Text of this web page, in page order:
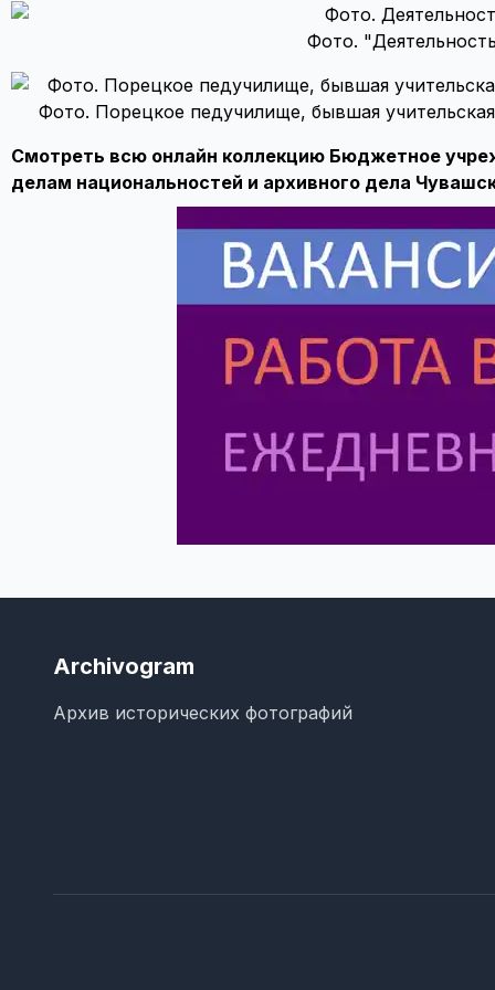
Фото.
Фото. Порецкое педучилище, бывшая
Смотреть всю онлайн коллекцию Бюджетное
делам национальностей и архивного дела
Archivogram
Архив исторических фотографий